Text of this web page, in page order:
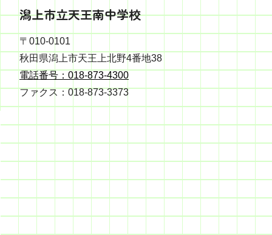
潟上市立天王南中学校
〒010-0101
秋田県潟上市天王上北野4番地38
電話番号：018-873-4300
ファクス：018-873-3373